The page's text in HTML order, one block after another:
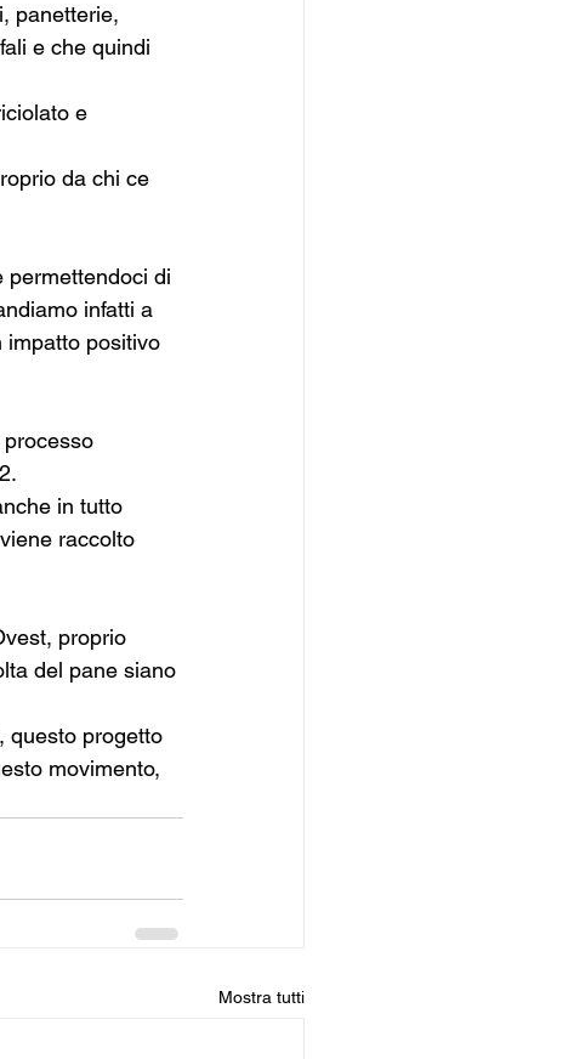
panetterie,
e che quindi
e
da chi ce
permettendoci di
infatti a
impatto positivo
in tutto
raccolto
proprio
del pane siano
questo progetto
movimento,
Mostra tutti